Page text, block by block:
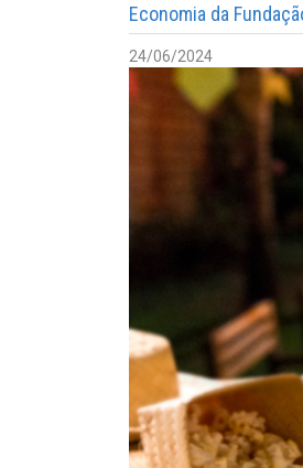
Economia da
24/06/2024